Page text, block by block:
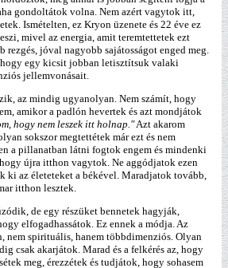
gondoltátok volna. Nem azért vagytok itt,
Ismételten, ez Kryon üzenete és 22 éve ez
mivel az energia, amit teremtettetek ezt
rezgés, jóval nagyobb sajátosságot enged meg.
hogy egy kicsit jobban letisztítsuk valaki
jellemvonásait.
az mindig ugyanolyan. Nem számít, hogy
amikor a padlón hevertek és azt mondjátok
hogy nem leszek itt holnap."Azt akarom
sokszor megtettétek már ezt és nem
a pillanatban látni fogtok engem és mindenki
újra itthon vagytok. Ne aggódjatok ezen
ki az életeteket a békével. Maradjatok tovább,
itthon lesztek.
de egy részüket bennetek hagyják,
elfogadhassátok. Ez ennek a módja. Az
nem spirituális, hanem többdimenziós. Olyan
csak akarjátok. Marad és a felkérés az, hogy
meg, érezzétek és tudjátok, hogy sohasem